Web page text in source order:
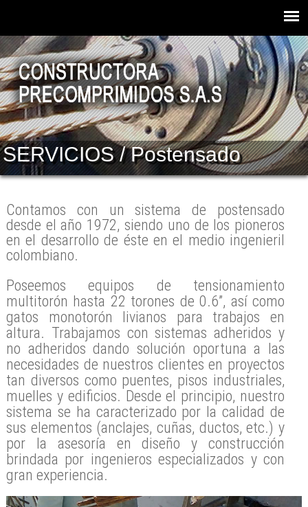
SERVICIOS / Postensado
Contamos con un sistema de postensado
desde el año 1972, siendo uno de los pioneros
en el desarrollo de éste en el medio ingenieril
colombiano.
Poseemos equipos de tensionamiento
multitorón hasta 22 torones de 0.6”, así como
gatos monotorón livianos para trabajos en
altura. Trabajamos con sistemas adheridos y
no adheridos dando solución oportuna a las
necesidades de nuestros clientes en proyectos
tan diversos como puentes, pisos industriales,
muelles y edificios. Desde el principio, nuestro
sistema se ha caracterizado por la calidad de
sus elementos (anclajes, cuñas, ductos, etc.) y
por la asesoría en diseño y construcción
brindada por ingenieros especializados y con
gran experiencia.